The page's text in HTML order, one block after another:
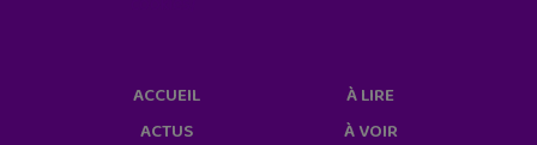
ACCUEIL
ACTUS
À LIRE
À VOIR